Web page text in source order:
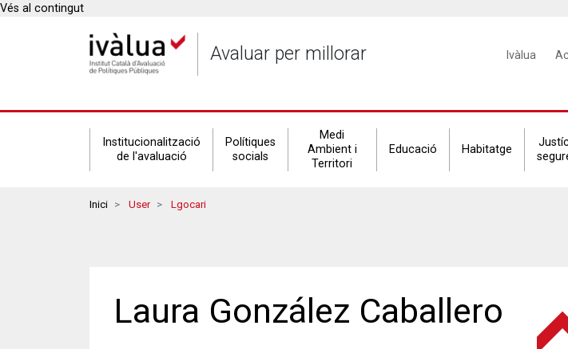
Vés al contingut
Avaluar per millorar
Main
Ivàlua
Secondary
navigation
Institucionalització
de l'avaluació
Polítiques
socials
Medi
Ambient i
Territori
Educació Habitatge
Breadcrumbs
Inici User Lgocari
Laura González Caballero